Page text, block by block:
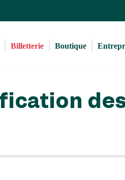
au
principal
Billetterie Boutique